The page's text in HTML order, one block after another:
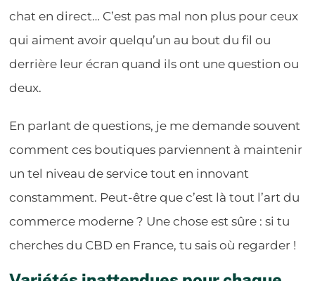
chat en direct… C’est pas mal non plus pour ceux
qui aiment avoir quelqu’un au bout du fil ou
derrière leur écran quand ils ont une question ou
deux.
En parlant de questions, je me demande souvent
comment ces boutiques parviennent à maintenir
un tel niveau de service tout en innovant
constamment. Peut-être que c’est là tout l’art du
commerce moderne ? Une chose est sûre : si tu
cherches du CBD en France, tu sais où regarder !